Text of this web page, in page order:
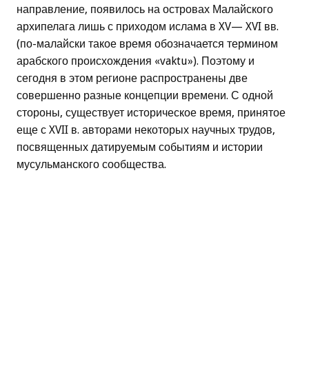
направление, появилось на островах Малайского
архипелага лишь с приходом ислама в XV— XVI вв.
(по-малайски такое время обозначается термином
арабского происхождения «vaktu»). Поэтому и
сегодня в этом регионе распространены две
совершенно разные концепции времени. С одной
стороны, существует историческое время, принятое
еще с XVII в. авторами некоторых научных трудов,
посвященных датируемым событиям и истории
мусульманского сообщества.